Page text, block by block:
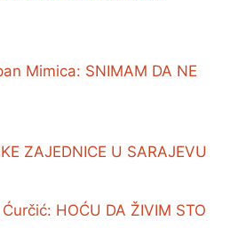
Mimica: SNIMAM DA NE
ZAJEDNICE U SARAJEVU
HOĆU DA ŽIVIM STO